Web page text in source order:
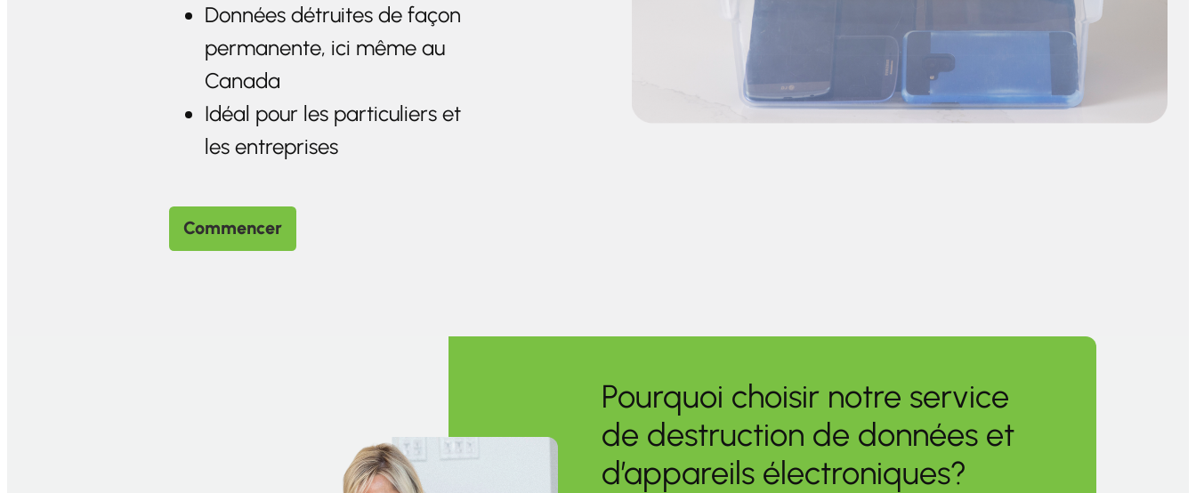
Données détruites de façon
permanente, ici même au
Canada
Idéal pour les particuliers et
les entreprises
Commencer
Pourquoi choisir notre service
de destruction de données et
d’appareils électroniques?